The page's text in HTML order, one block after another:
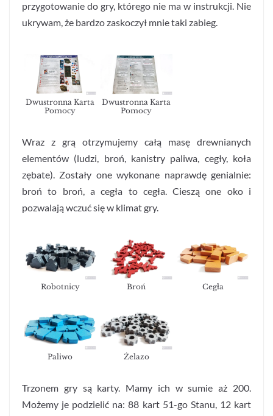
przygotowanie do gry, którego nie ma w instrukcji. Nie
ukrywam, że bardzo zaskoczył mnie taki zabieg.
Dwustronna Karta
Pomocy
Dwustronna Karta
Pomocy
Wraz z grą otrzymujemy całą masę drewnianych
elementów (ludzi, broń, kanistry paliwa, cegły, koła
zębate). Zostały one wykonane naprawdę genialnie:
broń to broń, a cegła to cegła. Cieszą one oko i
pozwalają wczuć się w klimat gry.
Robotnicy Broń Cegła
Paliwo Żelazo
Trzonem gry są karty. Mamy ich w sumie aż 200.
Możemy je podzielić na: 88 kart 51-go Stanu, 12 kart